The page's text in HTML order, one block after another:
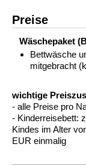
Preise
Wäschepaket
Bettwäsche
mitgebracht
wichtige
- alle Preise pro
- Kinderreisebett:
Kindes im Alter
EUR einmalig